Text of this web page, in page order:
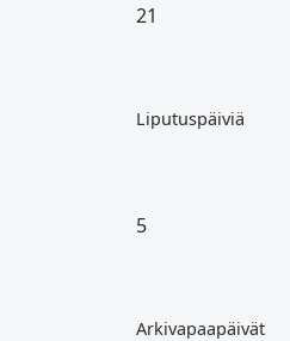
21
Liputuspäiviä
5
Arkivapaapäivät